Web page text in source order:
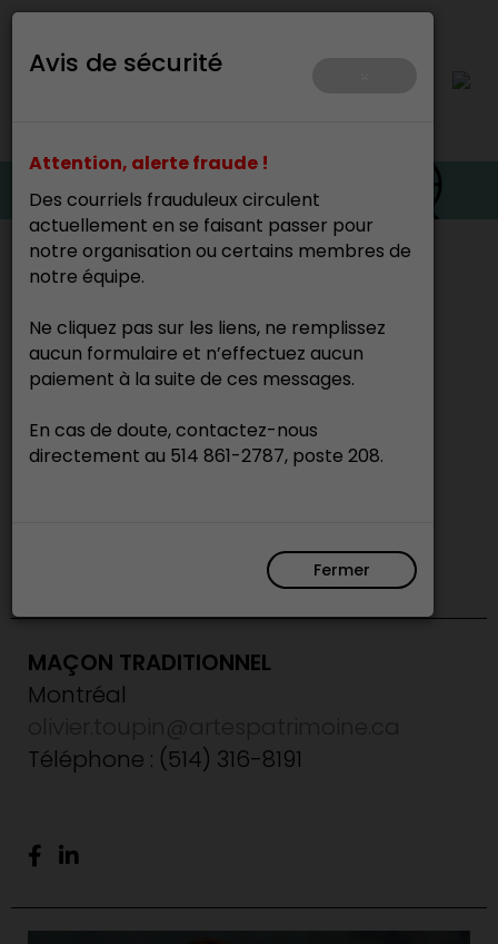
Avis de sécurité
Attention, alerte fraude !
Des courriels frauduleux circulent
actuellement en se faisant passer pour
notre organisation ou certains membres de
notre équipe.
Ne cliquez pas sur les liens, ne remplissez
aucun formulaire et n’effectuez aucun
paiement à la suite de ces messages.
En cas de doute, contactez-nous
directement au 514 861-2787, poste 208.
Fermer
Accueil>
Olivier Toupin
Maçon
MAÇON TRADITIONNEL
Montréal
Téléphone : (514) 316-8191